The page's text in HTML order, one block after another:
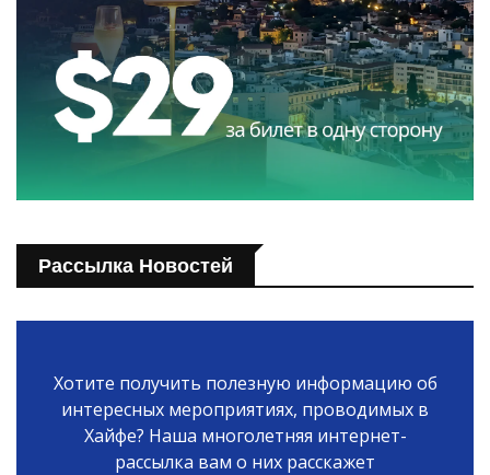
Рассылка Новостей
Хотите получить полезную информацию об
интересных мероприятиях, проводимых в
Хайфе? Наша многолетняя интернет-
рассылка вам о них расскажет